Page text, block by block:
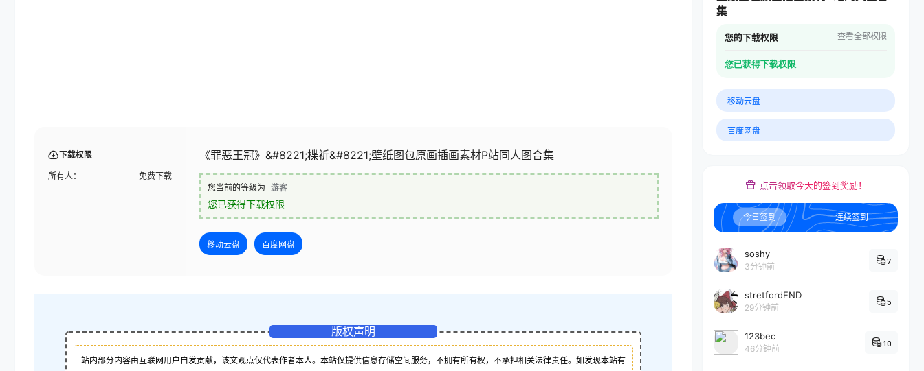
下载权限
所有人： 免费下载
《罪恶王冠》&#8221;楪祈&#8221;壁纸图包原画插画素材P站同人图合集
您当前的等级为 游客
您已获得下载权限
移动云盘 百度网盘
版权声明
站内部分内容由互联网用户自发贡献，该文观点仅代表作者本人。本站仅提供信息存储空间服务，不拥有所有权，不承担相关法律责任。如发现本站有
集
您的下载权限 查看全部权限
您已获得下载权限
移动云盘
百度网盘
点击领取今天的签到奖励！
今日签到 连续签到
soshy
3分钟前
7
stretfordEND
29分钟前
5
123bec
46分钟前
10